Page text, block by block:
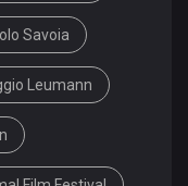
Savoia
Leumann